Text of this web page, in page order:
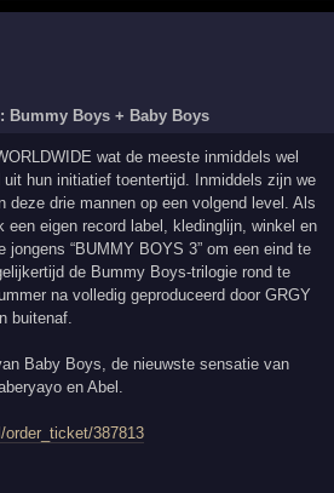
Bummy Boys + Baby Boys
wat de meeste inmiddels wel
hun initiatief toentertijd. Inmiddels zijn we
deze drie mannen op een volgend level. Als
een eigen record label, kledinglijn, winkel en
jongens “BUMMY BOYS 3” om een eind te
de Bummy Boys-trilogie rond te
na volledig geproduceerd door GRGY
buitenaf.
Baby Boys, de nieuwste sensatie van
en Abel.
387813